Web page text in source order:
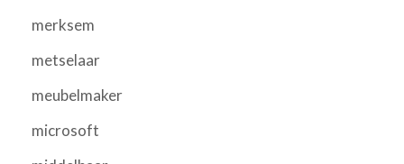
merksem
metselaar
meubelmaker
microsoft